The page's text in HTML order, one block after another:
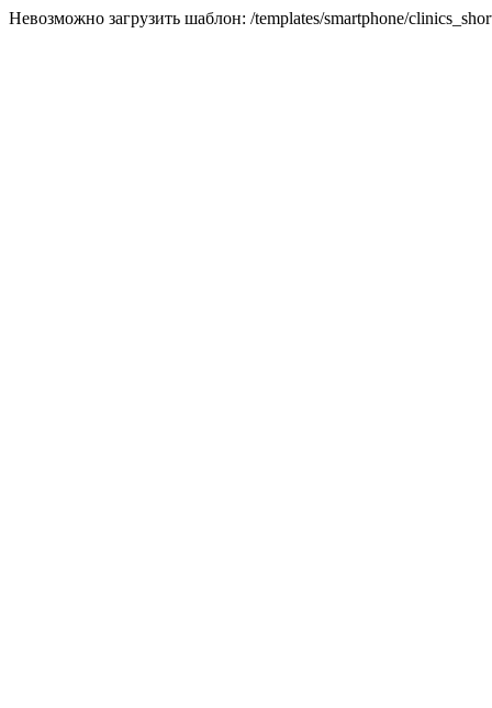
Невозможно загрузить шаблон: /templates/smartphone/